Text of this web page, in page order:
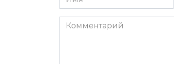
*
Комментарий